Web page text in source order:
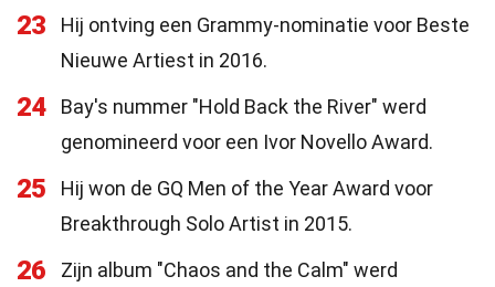
23
Hij ontving een Grammy-nominatie voor Beste
Nieuwe Artiest in 2016.
24
Bay's nummer "Hold Back the River" werd
genomineerd voor een Ivor Novello Award.
25
Hij won de GQ Men of the Year Award voor
Breakthrough Solo Artist in 2015.
26
Zijn album "Chaos and the Calm" werd